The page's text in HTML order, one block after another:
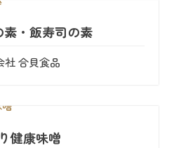
素・飯寿司の素
社 合貝食品
健康味噌